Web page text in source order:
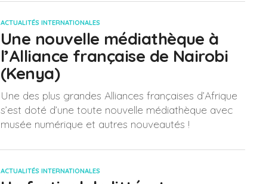
ACTUALITÉS INTERNATIONALES
Une nouvelle médiathèque à
l’Alliance française de Nairobi
(Kenya)
Une des plus grandes Alliances françaises d’Afrique
s’est doté d’une toute nouvelle médiathèque avec
musée numérique et autres nouveautés !
ACTUALITÉS INTERNATIONALES